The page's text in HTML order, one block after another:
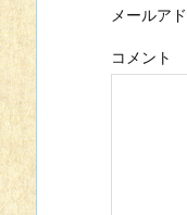
メールア
コメント